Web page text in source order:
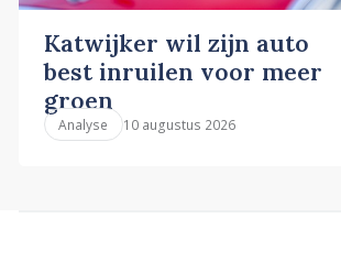
Katwijker wil zijn auto
best inruilen voor meer
groen
Analyse 10 augustus 2026